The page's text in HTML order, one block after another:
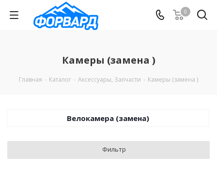
0
Камеры (замена )
Главная - Каталог - Аксессуары, Запчасти - Камеры (замена )
Велокамера (замена)
Фильтр